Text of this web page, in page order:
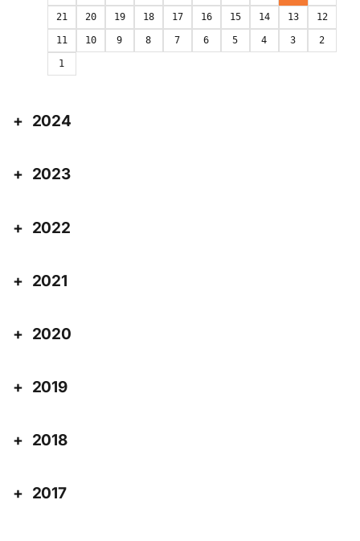
21 20 19 18 17 16 15 14 13 12
11 10 9 8 7 6 5 4 3 2
1
2024
2023
2022
2021
2020
2019
2018
2017